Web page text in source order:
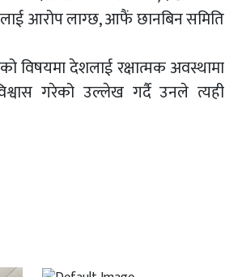
आरोप लाग्छ, आफैं छानबिन समिति
विषयमा देशलाई रक्षात्मक अवस्थामा
गरेको उल्लेख गर्दै उनले त्यही